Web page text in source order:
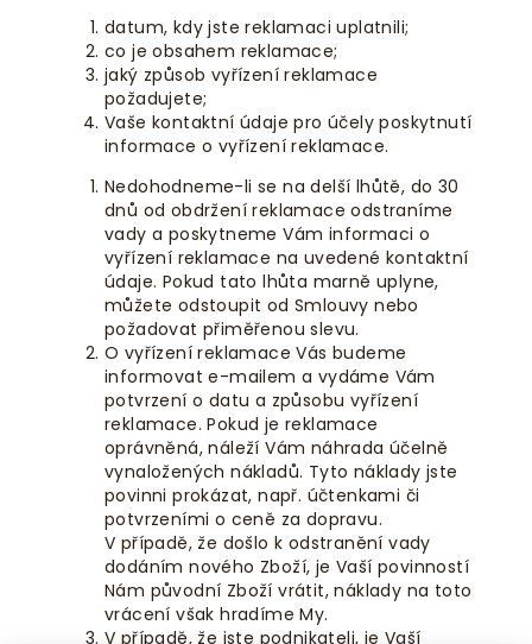
datum, kdy jste reklamaci uplatnili;
co je obsahem reklamace;
jaký způsob vyřízení reklamace
požadujete;
Vaše kontaktní údaje pro účely poskytnutí
informace o vyřízení reklamace.
Nedohodneme-li se na delší lhůtě, do 30
dnů od obdržení reklamace odstraníme
vady a poskytneme Vám informaci o
vyřízení reklamace na uvedené kontaktní
údaje. Pokud tato lhůta marně uplyne,
můžete odstoupit od Smlouvy nebo
požadovat přiměřenou slevu.
O vyřízení reklamace Vás budeme
informovat e-mailem a vydáme Vám
potvrzení o datu a způsobu vyřízení
reklamace. Pokud je reklamace
oprávněná, náleží Vám náhrada účelně
vynaložených nákladů. Tyto náklady jste
povinni prokázat, např. účtenkami či
potvrzeními o ceně za dopravu.
V případě, že došlo k odstranění vady
dodáním nového Zboží, je Vaší povinností
Nám původní Zboží vrátit, náklady na toto
vrácení však hradíme My.
V případě, že jste podnikateli, je Vaší